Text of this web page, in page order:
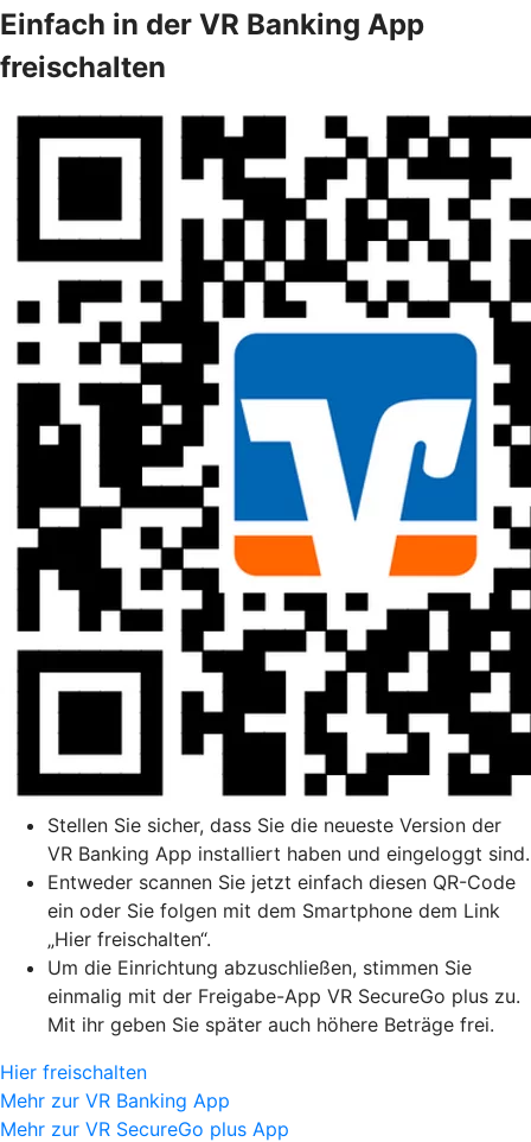
Einfach in der VR Banking App
freischalten
Stellen Sie sicher, dass Sie die neueste Version der
VR Banking App installiert haben und eingeloggt sind.
Entweder scannen Sie jetzt einfach diesen QR-Code
ein oder Sie folgen mit dem Smartphone dem Link
„Hier freischalten“.
Um die Einrichtung abzuschließen, stimmen Sie
einmalig mit der Freigabe-App VR SecureGo plus zu.
Mit ihr geben Sie später auch höhere Beträge frei.
Hier freischalten
Mehr zur VR Banking App
Mehr zur VR SecureGo plus App